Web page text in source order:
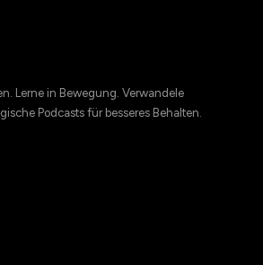
Lerne in Bewegung. Verwandele
Podcasts für besseres Behalten.